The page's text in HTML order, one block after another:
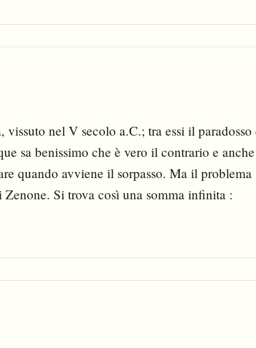
nel V secolo a.C.; tra essi il paradosso
sa benissimo che è vero il contrario e
quando avviene il sorpasso. Ma il problema
Si trova così una somma infinita :